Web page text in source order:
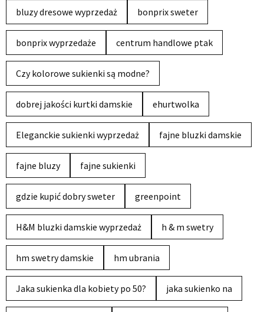
bluzy dresowe wyprzedaż bonprix sweter
bonprix wyprzedaże centrum handlowe ptak
Czy kolorowe sukienki są modne?
dobrej jakości kurtki damskie ehurtwolka
Eleganckie sukienki wyprzedaż fajne bluzki damskie
fajne bluzy fajne sukienki
gdzie kupić dobry sweter greenpoint
H&M bluzki damskie wyprzedaż h & m swetry
hm swetry damskie hm ubrania
Jaka sukienka dla kobiety po 50? jaka sukienko na